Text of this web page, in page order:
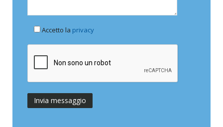
Accetto la privacy